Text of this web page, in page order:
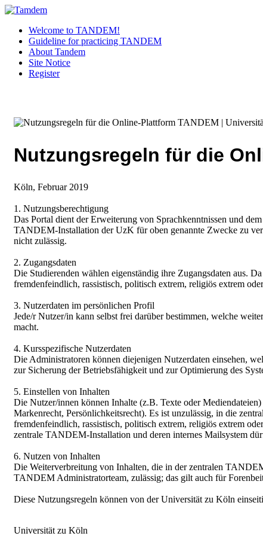
Welcome to TANDEM!
Guideline for practicing TANDEM
About Tandem
Site Notice
Register
Nutzungsregeln für die
Köln, Februar 2019
1. Nutzungsberechtigung
Das Portal dient der Erweiterung von Sprachkenntnissen und
TANDEM-Installation der UzK für oben genannte Zwecke zu
nicht zulässig.
2. Zugangsdaten
Die Studierenden wählen eigenständig ihre Zugangsdaten aus.
fremdenfeindlich, rassistisch, politisch extrem, religiös extrem
3. Nutzerdaten im persönlichen Profil
Jede/r Nutzer/in kann selbst frei darüber bestimmen, welche
macht.
4. Kursspezifische Nutzerdaten
Die Administratoren können diejenigen Nutzerdaten einsehen,
zur Sicherung der Betriebsfähigkeit und zur Optimierung des
5. Einstellen von Inhalten
Die Nutzer/innen können Inhalte (z.B. Texte oder
Markenrecht, Persönlichkeitsrecht). Es ist unzulässig, in die
fremdenfeindlich, rassistisch, politisch extrem, religiös extrem
zentrale TANDEM-Installation und deren internes Mailsystem
6. Nutzen von Inhalten
Die Weiterverbreitung von Inhalten, die in der zentralen
TANDEM Administratorteam, zulässig; das gilt auch für
Diese Nutzungsregeln können von der Universität zu Köln
Universität zu Köln